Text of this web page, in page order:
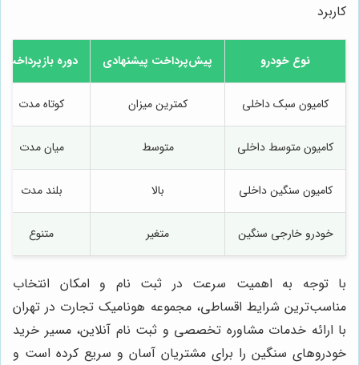
کاربرد
نوع خودرو پیش‌پرداخت پیشنهادی دوره بازپرداخت
کامیون سبک داخلی کمترین میزان کوتاه مدت
کامیون متوسط داخلی متوسط میان مدت
کامیون سنگین داخلی بالا بلند مدت
خودرو خارجی سنگین متغیر متنوع
با توجه به اهمیت سرعت در ثبت نام و امکان انتخاب
مناسب‌ترین شرایط اقساطی، مجموعه هونامیک تجارت در تهران
با ارائه خدمات مشاوره تخصصی و ثبت نام آنلاین، مسیر خرید
خودروهای سنگین را برای مشتریان آسان و سریع کرده است و